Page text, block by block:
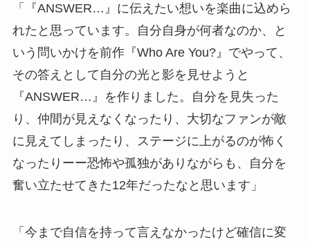
「『ANSWER…』に伝えたい想いを楽曲に込めら
れたと思っています。自分自身が何者なのか、と
いう問いかけを前作『Who Are You?』でやって、
その答えとして自分の光と影を見せようと
『ANSWER…』を作りました。自分を見失った
り、仲間が見えなくなったり、大切なファンが敵
に見えてしまったり、ステージに上がるのが怖く
なったりーー恐怖や孤独がありながらも、自分を
奮い立たせてきた12年だったなと思います」
「今まで自信を持って言えなかったけど確信に変